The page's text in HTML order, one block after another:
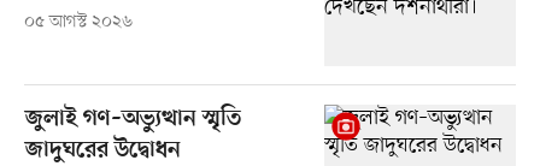
০৫ আগস্ট ২০২৬
জুলাই গণ–অভ্যুত্থান স্মৃতি
জাদুঘরের উদ্বোধন